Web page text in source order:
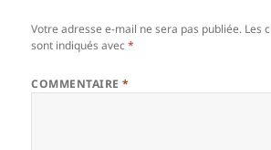
Votre adresse e-mail ne sera pas publiée. Les
sont indiqués avec*
COMMENTAIRE*